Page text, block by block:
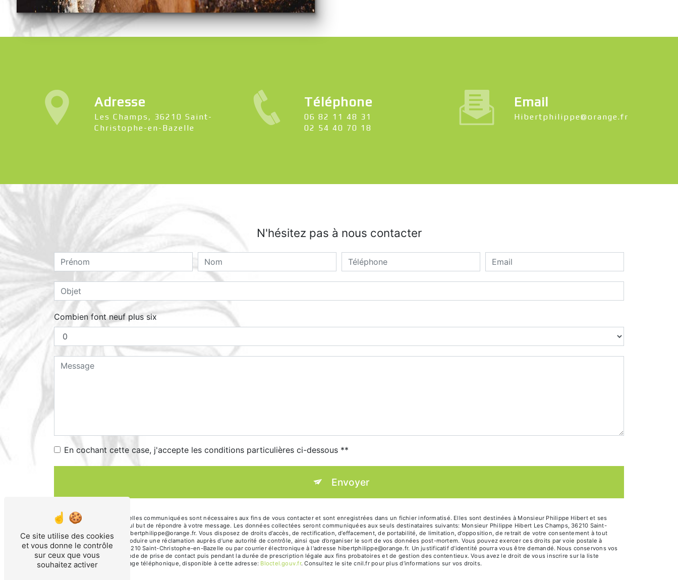
Adresse
Les Champs, 36210 Saint-
Christophe-en-Bazelle
Téléphone
06 82 11 48 31
02 54 40 70 18
Email
hibertphilippe@orange.fr
N'hésitez pas à nous contacter
Combien font neuf plus six
En cochant cette case, j'accepte les conditions particulières ci-dessous **
Envoyer
** Les données personnelles communiquées sont nécessaires aux fins de vous contacter et sont enregistrées dans un fichier informatisé. Elles sont destinées à Monsieur Philippe Hibert et ses
sous-traitants dans le seul but de répondre à votre message. Les données collectées seront communiquées aux seuls destinataires suivants: Monsieur Philippe Hibert Les Champs, 36210 Saint-
Christophe-en-Bazelle hibertphilippe@orange.fr. Vous disposez de droits d’accès, de rectification, d’effacement, de portabilité, de limitation, d’opposition, de retrait de votre consentement à tout
moment et du droit d’introduire une réclamation auprès d’une autorité de contrôle, ainsi que d’organiser le sort de vos données post-mortem. Vous pouvez exercer ces droits par voie postale à
l'adresse Les Champs, 36210 Saint-Christophe-en-Bazelle ou par courrier électronique à l'adresse hibertphilippe@orange.fr. Un justificatif d'identité pourra vous être demandé. Nous conservons vos
données pendant la période de prise de contact puis pendant la durée de prescription légale aux fins probatoires et de gestion des contentieux. Vous avez le droit de vous inscrire sur la liste
d'opposition au démarchage téléphonique, disponible à cette adresse:
Bloctel.gouv.fr. Consultez le site cnil.fr pour plus d’informations sur vos droits.
Ce site utilise des cookies
et vous donne le contrôle
sur ceux que vous
souhaitez activer